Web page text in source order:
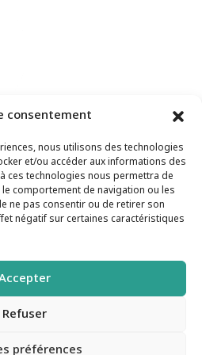
consentement
nous utilisons des technologies
et/ou accéder aux informations des
ces technologies nous permettra de
comportement de navigation ou les
ne pas consentir ou de retirer son
négatif sur certaines caractéristiques
Refuser
préférences
Grafik
sur Vienne
RGPD